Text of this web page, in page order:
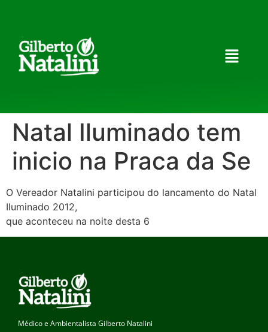
Natal Iluminado tem
inicio na Praca da Se
O Vereador Natalini participou do lancamento do Natal
Iluminado 2012,
que aconteceu na noite desta 6
Médico e Ambientalista Gilberto Natalini